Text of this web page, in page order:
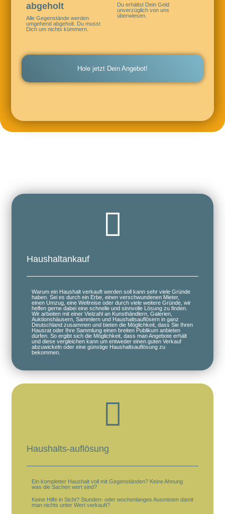
abgeholt
Alle Gegenstände werden
umgehend abgeholt. Du musst
Dich um nichts kümmern.
Du erhältst Dein Geld
unverzüglich von uns
überwiesen.
Hole jetzt Dein Angebot!
Haushaltankauf
Warum ein Haushalt verkauft werden soll kann sehr viele Gründe
haben. Sei es durch ein Erbe, einen verschwundenen Mieter,
einen Umzug, eine Weltreise oder durch viele weitere Gründe, wir
helfen gerne dabei eine schnelle und sinnvolle Lösung zu finden.
Wir arbeiten mit einer Vielzahl an Kunsthändlern, Galerien,
Auktionshäusern, Sammlern und Haushaltsauflösern in ganz
Deutschland zusammen und bieten die Möglichkeit, dass Sie Ihren
Hausrat oder Ihre Sammlung einen breiten Publikum anbieten
dürfen. So ergibt sich die Möglichkeit, dass man Angebote erhält
und diese vergleichen kann um entweder einen guten Verkauf
abzuwickeln oder eine günstige Haushaltsauflösung zu
bekommen.
Haushalts-auflösung
Ein kompletter Haushalt voll mit Gegenständen? Keine Ahnung
was die Sachen wert sind?
Keine Hilfe in Sicht? Stunden- oder wochenlanges Ausmisten damit
man nichts unter Wert verkauft?